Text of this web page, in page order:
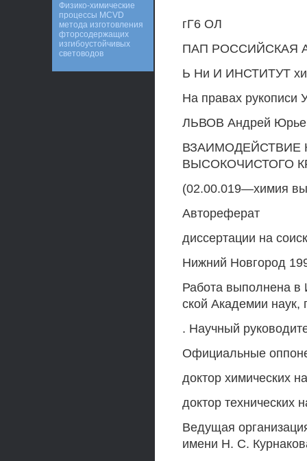
гГ6 ОЛ
ПАП РОССИЙСКАЯ
Ь Ни И ИНСТИТУТ
На правах рукописи
ЛЬВОВ Андрей
ВЗАИМОДЕЙСТВИЕ
ВЫСОКОЧИСТОГО
(02.00.019—химия
Автореферат
диссертации на
Нижний Новгород
Работа выполнена в
ской Академии наук,
. Научный
Официальные
доктор химических
доктор технических
Ведущая
имени Н. С.
Физико-химические
процессы MCVD
метода изготовления
фторсодержащих
изгибоустойчивых
световодов